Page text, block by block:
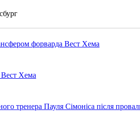
форварда Вест Хема
Вест Хема
тренера Пауля Сімоніса після